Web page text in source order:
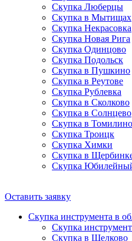
Скупка Люберцы
Скупка в Мытищах
Скупка Некрасовка
Скупка Новая Рига
Скупка Одинцово
Скупка Подольск
Скупка в Пушкино
Скупка в Реутове
Скупка Рублевка
Скупка в Сколково
Скупка в Солнцево
Скупка в Томилино
Скупка Троицк
Скупка Химки
Скупка в
Скупка
Оставить заявку
Скупка инструмента в
Скупка
Скупка в Щелково